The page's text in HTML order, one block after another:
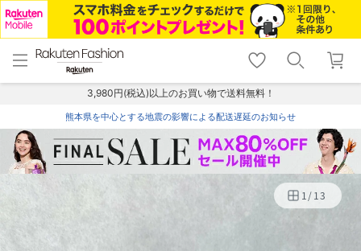
menu home
トップ
shopping_cart lock_outline
ログイン
3,980円(税込)以上のお買い物で送料無料！
熊本県を中心とする地震の影響による配送遅延のお知らせ
1/13